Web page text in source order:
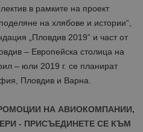
в рамките на проект
на хлябове и истории“,
„Пловдив 2019” и част от
– Европейска столица на
– юли 2019 г. се планират
Пловдив и Варна.
НА АВИОКОМПАНИИ,
- ПРИСЪЕДИНЕТЕ СЕ КЪМ